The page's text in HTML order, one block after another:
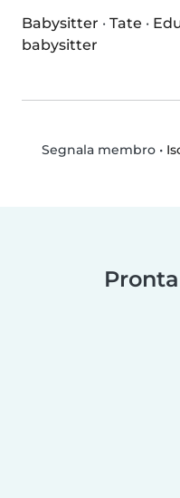
Babysitter · Tate ·
babysitter
Segnala membro•